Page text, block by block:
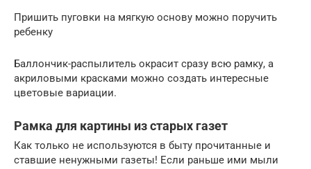
Пришить пуговки на мягкую основу можно поручить
ребенку
Баллончик-распылитель окрасит сразу всю рамку, а
акриловыми красками можно создать интересные
цветовые вариации.
Рамка для картины из старых газет
Как только не используются в быту прочитанные и
ставшие ненужными газеты! Если раньше ими мыли